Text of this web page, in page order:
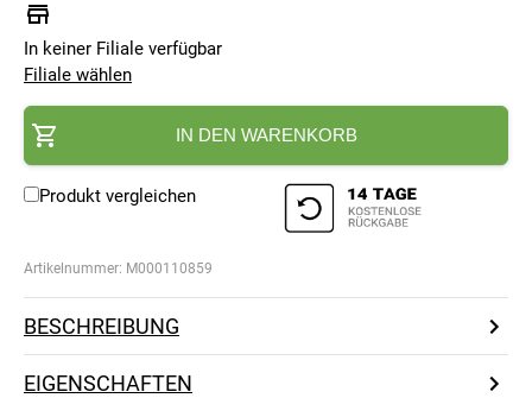
In keiner Filiale verfügbar
Filiale wählen
IN DEN WARENKORB
Produkt vergleichen
Artikelnummer: M000110859
BESCHREIBUNG
EIGENSCHAFTEN